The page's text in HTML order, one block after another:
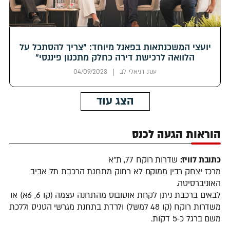
יועצי המשכנתאות בפאנל מיוחד: "צריך להסתכל על
הלוואה לרכישת דירה כחלק מתכנון פיננסי"
ענת דניאלי-לב |
04/09/2023
הצג עוד
הוראות הגעה לכנס
כתובת לוויז: שדרות רוקח 77, ת"א
מרכז יצחק רבין ממוקם לא רחוק מתחנת הרכבת תל אביב
האוניברסיטה.
לבאים ברכבת ניתן לקחת אוטובוס מהתחנה עצמה (קו 6, 6א) או
משדרות רוקח (קו 48 למשל) ולרדת בתחנת מגרשי הטניס וללכת
משם ברגל כ-5 דקות.